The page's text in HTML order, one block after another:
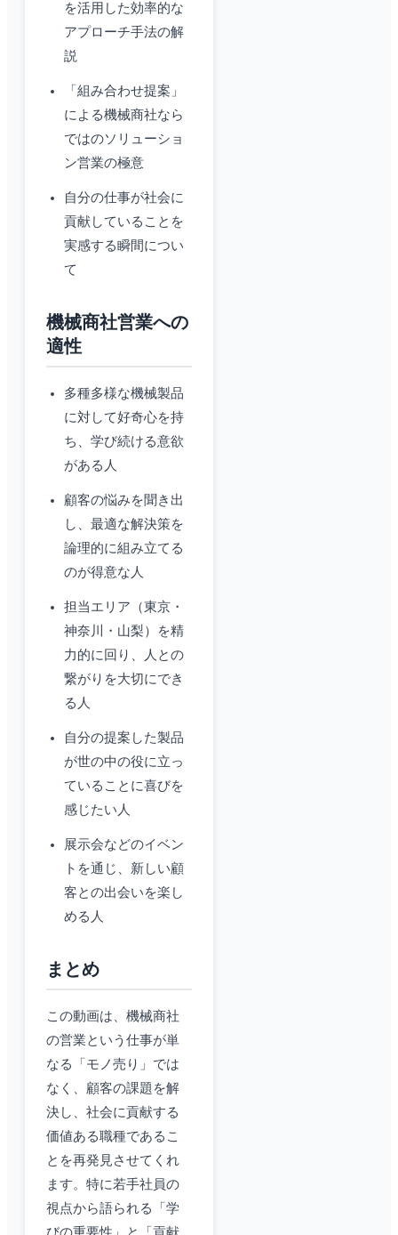
を活用した効率的な
アプローチ手法の解
説
「組み合わせ提案」
による機械商社なら
ではのソリューショ
ン営業の極意
自分の仕事が社会に
貢献していることを
実感する瞬間につい
て
機械商社営業への
適性
多種多様な機械製品
に対して好奇心を持
ち、学び続ける意欲
がある人
顧客の悩みを聞き出
し、最適な解決策を
論理的に組み立てる
のが得意な人
担当エリア（東京・
神奈川・山梨）を精
力的に回り、人との
繋がりを大切にでき
る人
自分の提案した製品
が世の中の役に立っ
ていることに喜びを
感じたい人
展示会などのイベン
トを通じ、新しい顧
客との出会いを楽し
める人
まとめ
この動画は、機械商社
の営業という仕事が単
なる「モノ売り」では
なく、顧客の課題を解
決し、社会に貢献する
価値ある職種であるこ
とを再発見させてくれ
ます。特に若手社員の
視点から語られる「学